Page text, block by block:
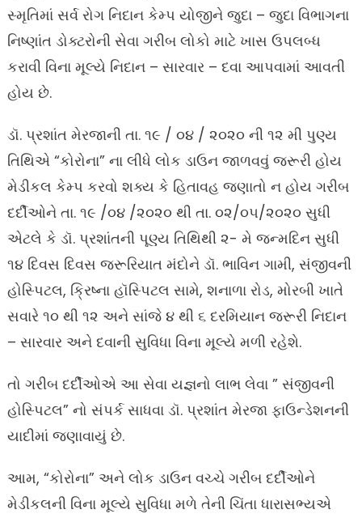
સ્મૃતિમાં સર્વ રોગ નિદાન કેમ્પ યોજીને જુદા – જુદા વિભાગના
નિષ્ણાંત ડોક્ટરોની સેવા ગરીબ લોકો માટે ખાસ ઉપલબ્ધ
કરાવી વિના મૂલ્યે નિદાન – સારવાર – દવા આપવામાં આવતી
હોય છે.
ડૉ. પ્રશાંત મેરજાની તા. ૧૯ / ૦૪ / ૨૦૨૦ ની ૧૨ મી પુણ્ય
તિથિએ “કોરોના” ના લીધે લોક ડાઉન જાળવવું જરૂરી હોય
મેડીકલ કેમ્પ કરવો શક્ય કે હિતાવહ જણાતો ન હોય ગરીબ
દર્દીઓને તા. ૧૯ /૦૪ /૨૦૨૦ થી તા. ૦૨/૦૫/૨૦૨૦ સુધી
એટલે કે ડૉ. પ્રશાંતની પૂણ્ય તિથિથી ૨- મે જન્મદિન સુધી
૧૪ દિવસ દિવસ જરૂરિયાત મંદોને ડૉ. ભાવિન ગામી, સંજીવની
હોસ્પિટલ, ક્રિષ્ના હૉસ્પિટલ સામે, શનાળા રોડ, મોરબી ખાતે
સવારે ૧૦ થી ૧૨ અને સાંજે ૪ થી ૬ દરમિયાન જરૂરી નિદાન
– સારવાર અને દવાની સુવિધા વિના મૂલ્યે મળી રહેશે.
તો ગરીબ દર્દીઓએ આ સેવા યજ્ઞનો લાભ લેવા ” સંજીવની
હોસ્પિટલ” નો સંપર્ક સાધવા ડૉ. પ્રશાંત મેરજા ફાઉન્ડેશનની
યાદીમાં જણાવાયું છે.
આમ, “કોરોના” અને લોક ડાઉન વચ્ચે ગરીબ દર્દીઓને
મેડીકલની વિના મૂલ્યે સુવિધા મળે તેની ચિંતા ધારાસભ્યએ